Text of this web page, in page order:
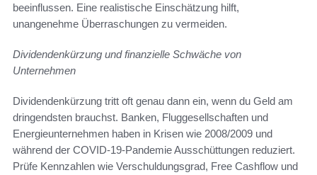
beeinflussen. Eine realistische Einschätzung hilft,
unangenehme Überraschungen zu vermeiden.
Dividendenkürzung und finanzielle Schwäche von
Unternehmen
Dividendenkürzung tritt oft genau dann ein, wenn du Geld am
dringendsten brauchst. Banken, Fluggesellschaften und
Energieunternehmen haben in Krisen wie 2008/2009 und
während der COVID-19-Pandemie Ausschüttungen reduziert.
Prüfe Kennzahlen wie Verschuldungsgrad, Free Cashflow und